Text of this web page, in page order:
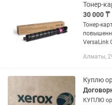
30 000 ₸
Тонер-
VersaLink
Алматы,
КУПЛЮ